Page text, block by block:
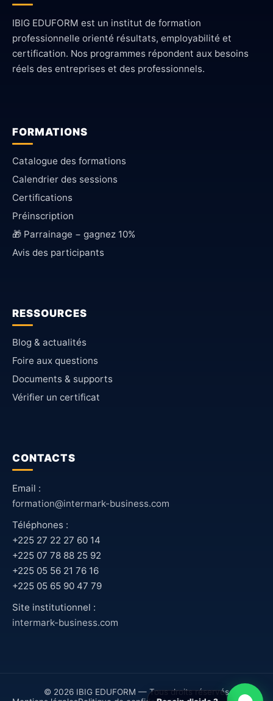
IBIG EDUFORM est un institut de formation
professionnelle orienté résultats, employabilité et
certification. Nos programmes répondent aux besoins
réels des entreprises et des professionnels.
FORMATIONS
Catalogue des formations
Calendrier des sessions
Certifications
Préinscription
🎁 Parrainage − gagnez 10%
Avis des participants
RESSOURCES
Blog & actualités
Foire aux questions
Documents & supports
Vérifier un certificat
CONTACTS
Email :
formation@intermark-business.com
Téléphones :
+225 27 22 27 60 14
+225 07 78 88 25 92
+225 05 56 21 76 16
+225 05 65 90 47 79
Site institutionnel :
intermark-business.com
© 2026 IBIG EDUFORM — Tous droits réservés